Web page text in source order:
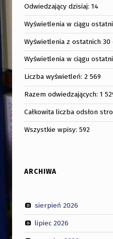
Odwiedzający dzisiaj:14
Wyświetlenia w ciągu
Wyświetlenia z ostatnich
Wyświetlenia w ciągu
Liczba wyświetleń:2 569
Razem odwiedzających:1
Całkowita liczba odsłon
Wszystkie wpisy:592
ARCHIWA
sierpień 2026
lipiec 2026